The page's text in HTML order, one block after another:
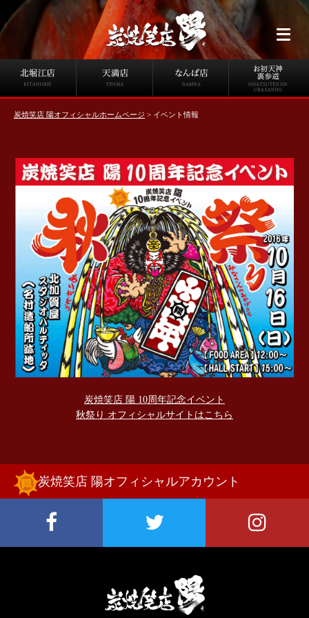
炭焼笑店 陽オフィシャルホームページ > イベント情報
炭焼笑店 陽 10周年記念イベント
秋祭り オフィシャルサイトはこちら
炭焼笑店 陽オフィシャルアカウント